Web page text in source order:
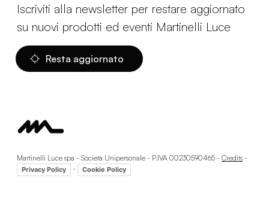
Iscriviti alla newsletter per restare aggiornato
su nuovi prodotti ed eventi Martinelli Luce
Resta aggiornato
Martinelli Luce spa - Società Unipersonale - P.IVA 00230590465 - Credits -
Privacy Policy - Cookie Policy